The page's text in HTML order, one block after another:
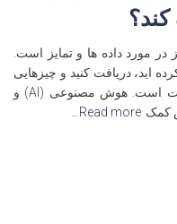
در مورد داده ها و تمایز است.
اید، دریافت کنید و چیزهایی
را با هم ترکیب کنید که از جمعیت متفاوت است. هوش مصنوعی (AI) و
Read more…